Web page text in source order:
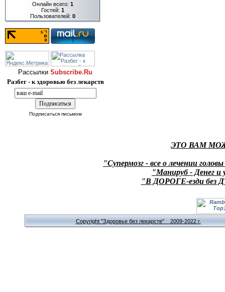
Онлайн всего: 1
Гостей: 1
Пользователей: 0
Рассылки Subscribe.Ru
Разбег - к здоровью без лекарств
Подписаться письмом
ЭТО ВАМ
"Супермозг - все о лечении
"Манируб - Денег и
"В ДОРОГЕ-езди без
Copyright "Здоровье без лекарств" 2009-2022 г.